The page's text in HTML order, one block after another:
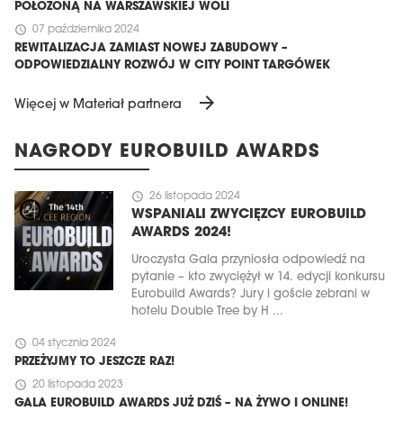
POŁOŻONĄ NA WARSZAWSKIEJ WOLI
schedule 07 października 2024
REWITALIZACJA ZAMIAST NOWEJ ZABUDOWY –
ODPOWIEDZIALNY ROZWÓJ W CITY POINT TARGÓWEK
Więcej w Materiał partnera arrow_forward
NAGRODY EUROBUILD AWARDS
schedule 26 listopada 2024
WSPANIALI ZWYCIĘZCY EUROBUILD
AWARDS 2024!
Uroczysta Gala przyniosła odpowiedź na
pytanie – kto zwyciężył w 14. edycji konkursu
Eurobuild Awards? Jury i goście zebrani w
hotelu Double Tree by H ...
schedule 04 stycznia 2024
PRZEŻYJMY TO JESZCZE RAZ!
schedule 20 listopada 2023
GALA EUROBUILD AWARDS JUŻ DZIŚ – NA ŻYWO I ONLINE!